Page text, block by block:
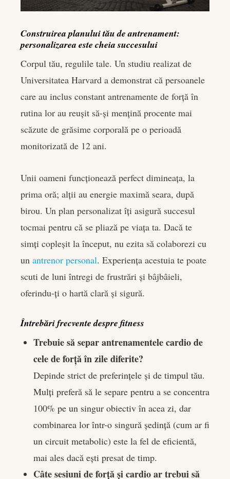
Construirea planului tău de antrenament:
personalizarea este cheia succesului
Corpul tău, regulile tale. Un studiu realizat de
Universitatea Harvard a demonstrat că persoanele
care au inclus constant antrenamente de forță în
rutina lor au reușit să-și mențină procente mai
scăzute de grăsime corporală pe o perioadă
monitorizată de 12 ani.
Unii oameni funcționează perfect dimineața, la
prima oră; alții au energie maximă seara, după
birou. Un plan personalizat îți asigură succesul
tocmai pentru că se pliază pe viața ta. Dacă te
simți copleșit la început, nu ezita să colaborezi cu
un antrenor personal. Experiența acestuia te poate
scuti de luni întregi de frustrări și bâjbâieli,
oferindu-ți o hartă clară și sigură.
Întrebări frecvente despre fitness
Trebuie să separ antrenamentele cardio de
cele de forță în zile diferite?
Depinde strict de preferințele și de timpul tău.
Mulți preferă să le separe pentru a se concentra
100% pe un singur obiectiv în acea zi, dar
combinarea lor într-o singură ședință (cum ar fi
un circuit metabolic) este la fel de eficientă,
mai ales dacă ești presat de timp.
Câte sesiuni de forță și cardio ar trebui să